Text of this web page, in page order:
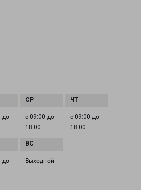
до
с 09:00 до
18:00
с 09:00 до
18:00
до
Выходной